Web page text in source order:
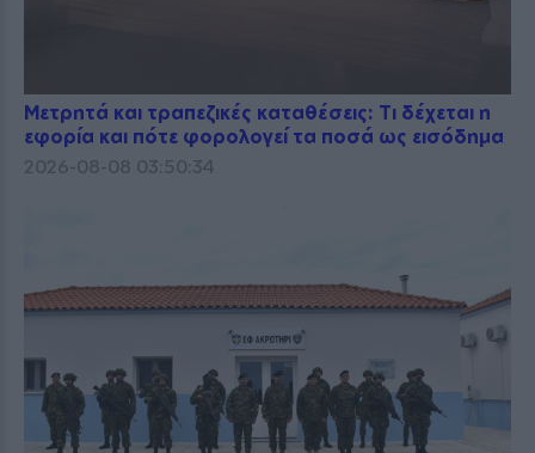
Μετρητά και τραπεζικές καταθέσεις: Τι δέχεται η
εφορία και πότε φορολογεί τα ποσά ως εισόδημα
2026-08-08 03:50:34